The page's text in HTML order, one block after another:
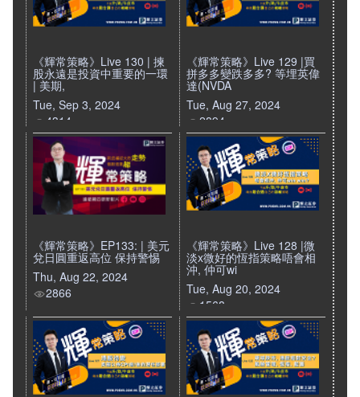
《輝常策略》Live 130 | 揀
股永遠是投資中重要的一環
| 美期,
Tue, Sep 3, 2024
4314
《輝常策略》Live 129 |買
拼多多變跌多多? 等埋英偉
達(NVDA
Tue, Aug 27, 2024
2894
《輝常策略》EP133: | 美元
兌日圓重返高位 保持警惕
Thu, Aug 22, 2024
2866
《輝常策略》Live 128 |微
淡x微好的恆指策略唔會相
沖, 仲可wi
Tue, Aug 20, 2024
1568